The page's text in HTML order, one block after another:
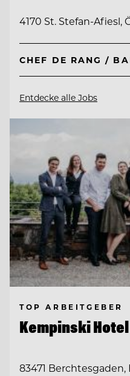
4170 St. Stefan-Afiesl,
CHEF DE
Entdecke alle Jobs
TOP ARBEITGEBER
Kempinski
83471